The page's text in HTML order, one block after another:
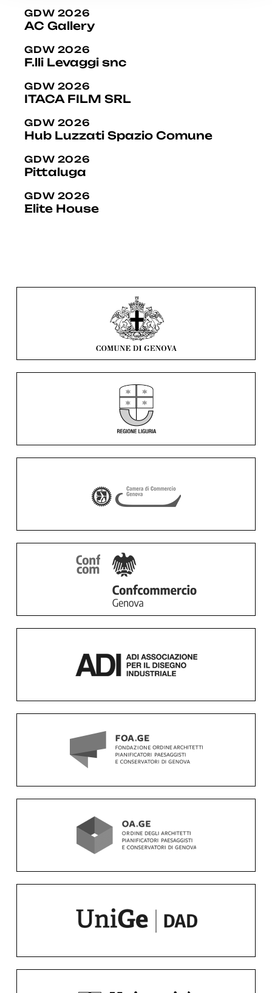
GDW 2026
AC Gallery
GDW 2026
F.lli Levaggi snc
GDW 2026
ITACA FILM SRL
GDW 2026
Hub Luzzati Spazio Comune
GDW 2026
Pittaluga
GDW 2026
Elite House